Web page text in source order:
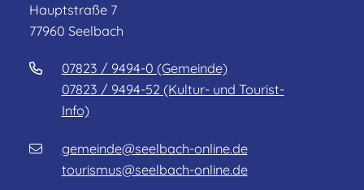
Hauptstraße 7
77960 Seelbach
07823 / 9494-0 (Gemeinde)
07823 / 9494-52 (Kultur- und Tourist-
Info)
gemeinde@seelbach-online.de
tourismus@seelbach-online.de